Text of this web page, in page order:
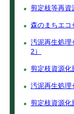
剪定枝等再資
森のまちエコ
汚泥再生処理
2）
剪定枝資源化
汚泥再生処理
剪定枝資源化